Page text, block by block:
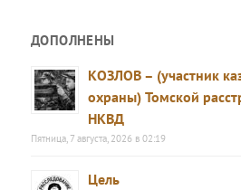
ДОПОЛНЕНЫ
КОЗЛОВ – (участник
охраны) Томской
НКВД
Пятница, 7 августа, 2026 в 02:19
Цель